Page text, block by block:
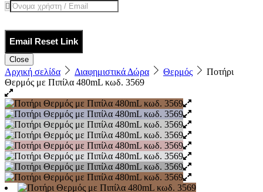
Email Reset Link
Close
Αρχική σελίδα Διαφημιστικά Δώρα Θερμός
Ποτήρι
Θερμός με Πιπίλα 480mL κωδ. 3569